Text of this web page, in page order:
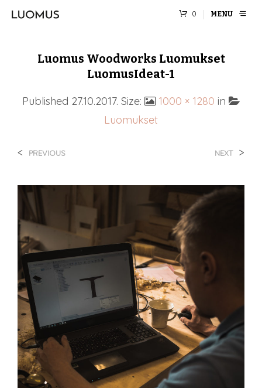
0 MENU
Luomus Woodworks Luomukset
LuomusIdeat-1
Published 27.10.2017. Size: 1000 × 1280 in
Luomukset
< PREVIOUS NEXT >